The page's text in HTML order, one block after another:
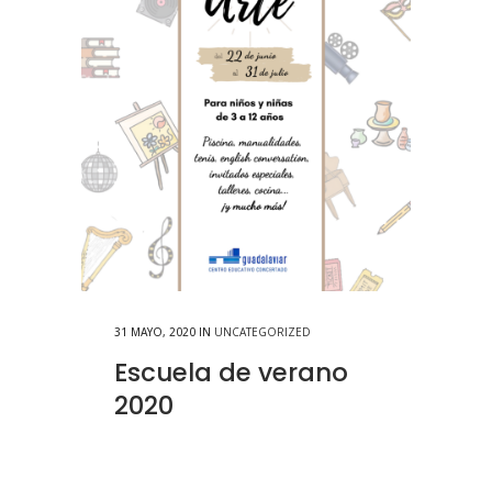
31 MAYO, 2020 IN UNCATEGORIZED
Escuela de verano
2020